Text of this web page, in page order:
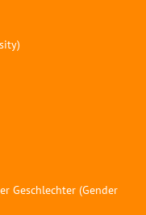
Geschlechter (Gender